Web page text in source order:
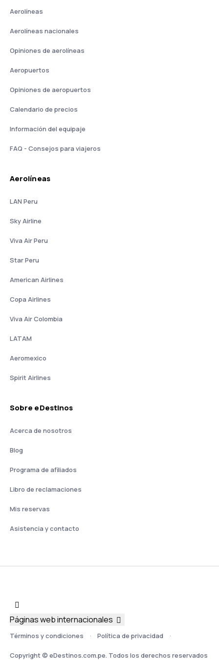
Aerolíneas
Aerolíneas nacionales
Opiniones de aerolíneas
Aeropuertos
Opiniones de aeropuertos
Calendario de precios
Información del equipaje
FAQ - Consejos para viajeros
Aerolíneas
LAN Peru
Sky Airline
Viva Air Peru
Star Peru
American Airlines
Copa Airlines
Viva Air Colombia
LATAM
Aeromexico
Spirit Airlines
Sobre eDestinos
Acerca de nosotros
Blog
Programa de afiliados
Libro de reclamaciones
Mis reservas
Asistencia y contacto
Términos y condiciones Política de privacidad
Copyright © eDestinos.com.pe. Todos los derechos reservados
Páginas web internacionales